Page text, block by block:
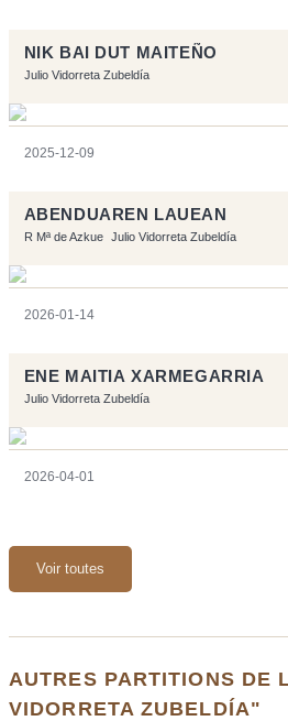
NIK BAI DUT MAITEÑO
Julio Vidorreta Zubeldía
2025-12-09
ABENDUAREN LAUEAN
R Mª de Azkue Julio Vidorreta Zubeldía
2026-01-14
ENE MAITIA XARMEGARRIA
Julio Vidorreta Zubeldía
2026-04-01
Voir toutes
AUTRES PARTITIONS DE
VIDORRETA ZUBELDÍA"